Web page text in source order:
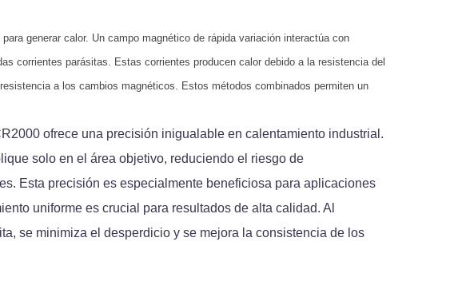
generar calor. Un campo magnético de rápida variación interactúa con
corrientes parásitas. Estas corrientes producen calor debido a la resistencia del
a los cambios magnéticos. Estos métodos combinados permiten un
ofrece una precisión inigualable en calentamiento industrial.
solo en el área objetivo, reduciendo el riesgo de
Esta precisión es especialmente beneficiosa para aplicaciones
uniforme es crucial para resultados de alta calidad. Al
se minimiza el desperdicio y se mejora la consistencia de los